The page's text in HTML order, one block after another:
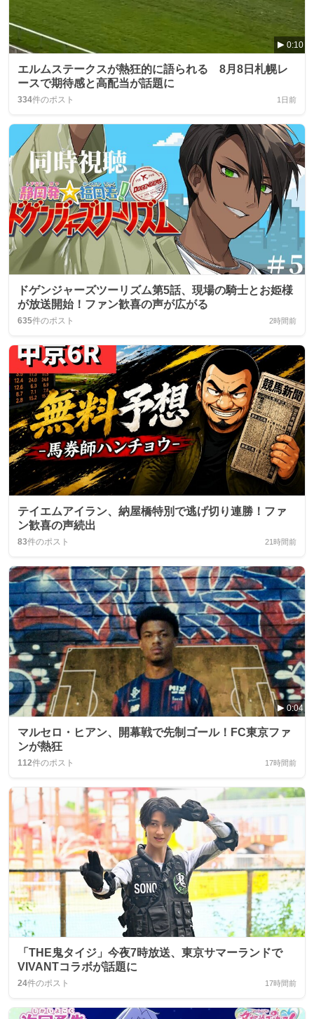
0:10
エルムステークスが熱狂的に語られる 8月8日札幌レ
ースで期待感と高配当が話題に
334件のポスト 1日前
ドゲンジャーズツーリズム第5話、現場の騎士とお姫様
が放送開始！ファン歓喜の声が広がる
635件のポスト 2時間前
テイエムアイラン、納屋橋特別で逃げ切り連勝！ファ
ン歓喜の声続出
83件のポスト 21時間前
0:04
マルセロ・ヒアン、開幕戦で先制ゴール！FC東京ファ
ンが熱狂
112件のポスト 17時間前
「THE鬼タイジ」今夜7時放送、東京サマーランドで
VIVANTコラボが話題に
24件のポスト 17時間前